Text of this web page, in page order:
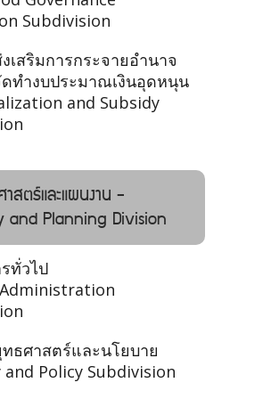
Subdivision
เสริมการกระจายอำนาจ
ทำงบประมาณเงินอุดหนุน
and Subsidy
สตร์และแผนงาน -
and Planning Division
ทั่วไป
ธศาสตร์และนโยบาย
Policy Subdivision